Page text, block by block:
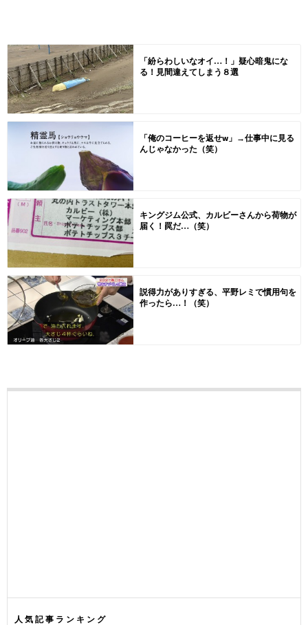
「紛らわしいなオイ…！」疑心暗鬼にな
る！見間違えてしまう８選
「俺のコーヒーを返せw」→仕事中に見る
んじゃなかった（笑）
キングジム公式、カルビーさんから荷物が
届く！罠だ…（笑）
説得力がありすぎる、平野レミで慣用句を
作ったら…！（笑）
人気記事ランキング